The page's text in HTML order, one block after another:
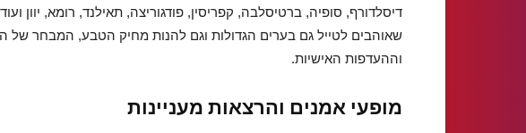
דיסלדורף, סופיה, ברטיסלבה, קפריסין, פודגוריצה, תאילנד, רומא, יוון
שאוהבים לטייל גם בערים הגדולות וגם להנות מחיק הטבע, המבחר של
וההעדפות האישיות.
מופעי אמנים והרצאות מעניינות